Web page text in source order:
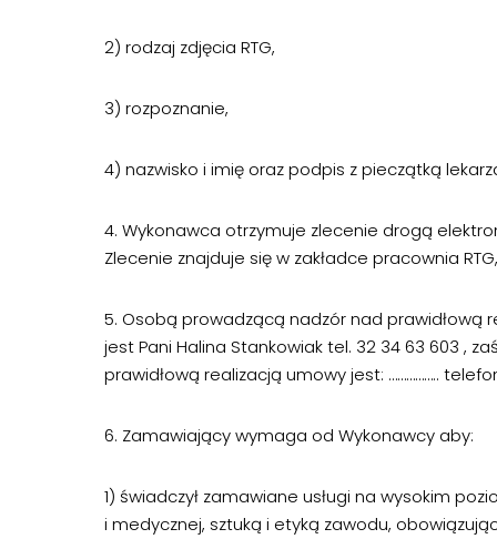
2) rodzaj zdjęcia RTG,
3) rozpoznanie,
4) nazwisko i imię oraz podpis z pieczątką
4. Wykonawca otrzymuje zlecenie drogą
Zlecenie znajduje się w zakładce pracownia
5. Osobą prowadzącą nadzór nad
jest Pani Halina Stankowiak tel. 32 34 63 603 ,
prawidłową realizacją umowy jest: ……………..
6. Zamawiający wymaga od Wykonawcy aby:
1) świadczył zamawiane usługi na wysokim
i medycznej, sztuką i etyką zawodu,